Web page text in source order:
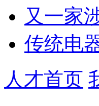
又一家
传统电
人才首页